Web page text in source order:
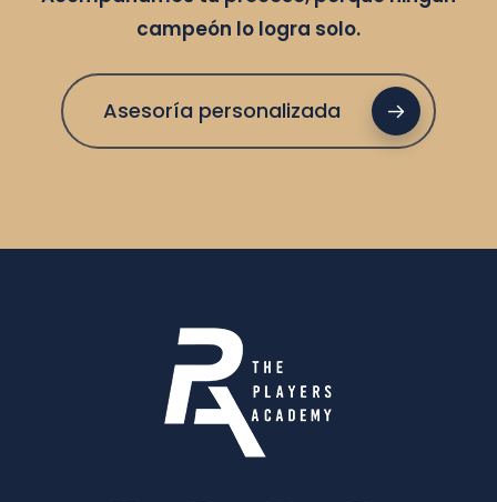
campeón lo logra solo.
Asesoría personalizada